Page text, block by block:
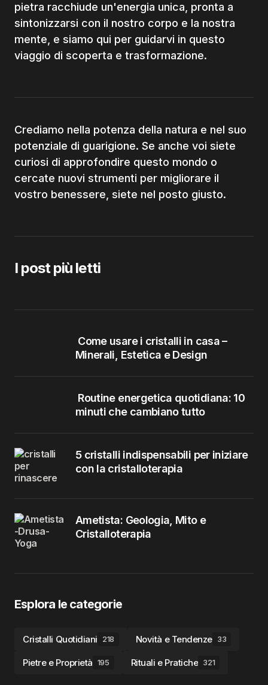
pietra racchiude un'energia unica, pronta a
sintonizzarsi con il nostro corpo e la nostra
mente, e siamo qui per guidarvi in questo
viaggio di scoperta e trasformazione.
Crediamo nella potenza della natura e nel suo
potenziale di guarigione. Se anche voi siete
curiosi di approfondire questo mondo o
cercate nuovi strumenti per migliorare il
vostro benessere, siete nel posto giusto.
I post più letti
Come usare i cristalli in casa –
Minerali, Estetica e Design
Routine energetica quotidiana: 10
minuti che cambiano tutto
5 cristalli indispensabili per iniziare
con la cristalloterapia
Ametista: Geologia, Mito e
Cristalloterapia
Esplora le categorie
Cristalli Quotidiani 218 Novità e Tendenze 33
Pietre e Proprietà 195 Rituali e Pratiche 321